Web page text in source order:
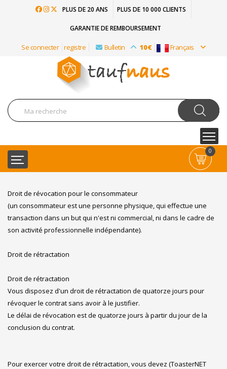
PLUS DE 20 ANS PLUS DE 10 000 CLIENTS
GARANTIE DE REMBOURSEMENT
Se connecter registre Bulletin 10€ Français
0
Droit de révocation pour le consommateur
(un consommateur est une personne physique, qui effectue une
transaction dans un but qui n'est ni commercial, ni dans le cadre de
son activité professionnelle indépendante).
Droit de rétractation
Droit de rétractation
Vous disposez d'un droit de rétractation de quatorze jours pour
révoquer le contrat sans avoir à le justifier.
Le délai de révocation est de quatorze jours à partir du jour de la
conclusion du contrat.
Pour exercer votre droit de rétractation, vous devez (ToasterNET